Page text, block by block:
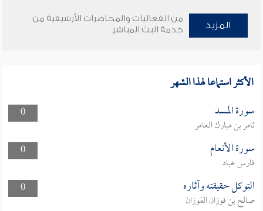
المزيد
من الفعاليات والمحاضرات الأرشيفية من
خدمة البث المباشر
الأكثر استماعا لهذا الشهر
0 سورة المسد
ثامر بن مبارك العامر
0
سورة الأنعام
فارس عباد
0
التوكل حقيقته وآثاره
صالح بن فوزان الفوزان